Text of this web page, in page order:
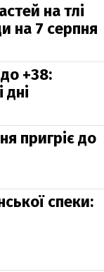
на тлі
на 7 серпня
+38:
пригріє до
спеки: